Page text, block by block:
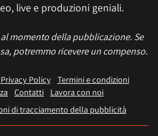
live e produzioni geniali.
momento della pubblicazione. Se
potremmo ricevere un compenso.
Privacy Policy
Termini e condizioni
Contatti
Lavora con noi
di tracciamento della pubblicità